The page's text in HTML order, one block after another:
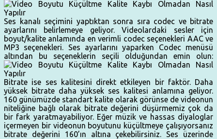
Ses kanalı seçimini yaptıktan sonra sıra codec ve bitrate
ayarlarını belirlemeye geliyor. Videolardaki sesler için
boyut/kalite anlamında en verimli codec seçenekleri AAC ve
MP3 seçenekleri. Ses ayarlarını yaparken Codec menüsü
altından bu seçeneklerin seçili olduğundan emin olun:
Bitrate ise ses kalitesini direkt etkileyen bir faktör. Daha
yüksek bitrate daha yüksek ses kalitesi anlamına geliyor.
160 günümüzde standart kalite olarak görünse de videonun
niteliğine bağlı olarak bitrate değerini düşürmemiz çok da
bir fark yaratmayabiliyor. Eğer müzik ve hassas diyaloglar
içermeyen bir videonun boyutunu küçültmeye çalışıyorsanız
bitrate değerini 160’ın altına çekebilirsiniz. Ses üzerinde